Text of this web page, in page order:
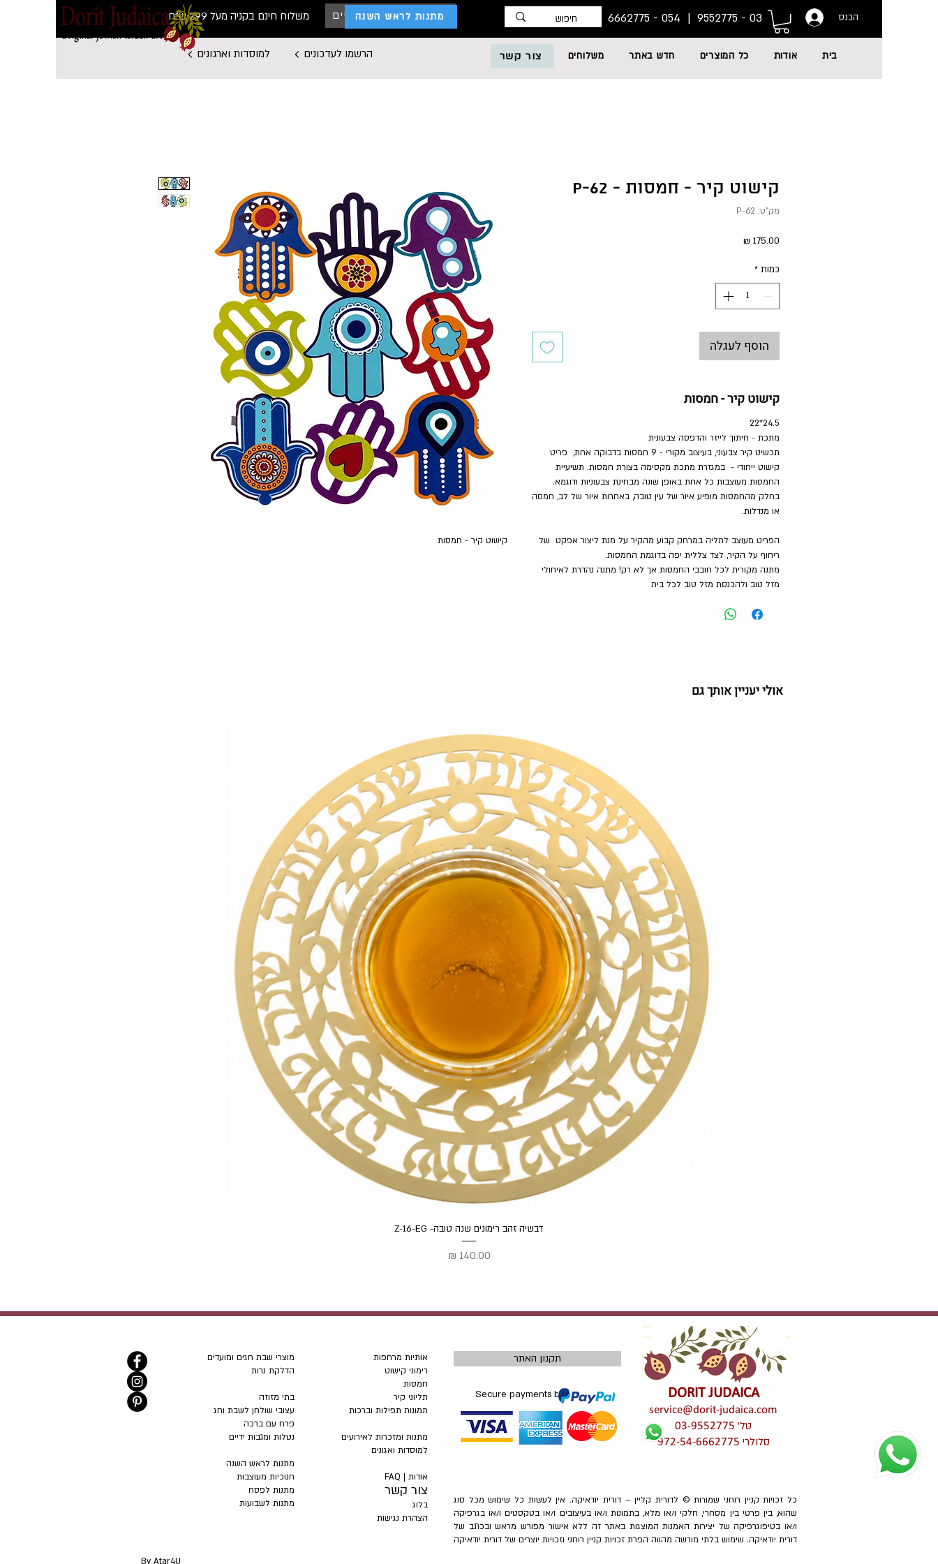
כניסת לקוחות עסקיים משלוח חינם בקניה מעל 299 ש"ח הכנס 03 - 9552775 | מתנות לראש השנה
הרשמו לעדכונים למוסדות וארגונים בית אודות כל המוצרים חדש באתר משלוחים צור קשר
קישוט קיר - חמסות
קישוט קיר - חמסות - P-62
מק"ט: P-62
מחיר
כמות *
הוסף לעגלה
קישוט קיר - חמסות
24.5*22
מתכת - חיתוך לייזר והדפסה צבעונית
תכשיט קיר צבעוני, בעיצוב מקורי - 9 חמסות בדבוקה אחת, פריט
קישוט ייחודי - במגזרת מתכת מקסימה בצורת חמסות. תשיעיית
החמסות מעוצבות כל אחת באופן שונה מבחינת צבעוניות ודוגמא.
בחלק מהחמסות מופיע איור של עין טובה, באחרות איור של לב, חמסה
או מנדלות.
הפריט מעוצב לתליה במרחק קבוע מהקיר על מנת ליצור אפקט של
ריחוף על הקיר, לצד צללית יפה בדוגמת החמסות.
מתנה מקורית לכל חובבי החמסות אך לא רק! מתנה נהדרת לאיחולי
מזל טוב ולהכנסת מזל טוב לכל בית
אולי יעניין אותך גם
תצוגה מהירה
דבשיה זהב רימונים שנה טובה- Z-16-EG
מחיר
DORIT JUDAICA
service@dorit-judaica.com
טל' 03-9552775
סלולרי 972-54-6662775
תקנון האתר
Secure payments by
כל זכויות קניין רוחני שמורות © לדורית קליין – דורית יודאיקה. אין לעשות כל שימוש מכל סוג
שהוא, בין פרטי בין מסחרי, חלקי ו/או מלא, בתמונות ו/או בעיצובים ו/או בטקסטים ו/או בגרפיקה
ו/או בטיפוגרפיקה של יצירות האמנות המוצגות באתר זה ללא אישור מפורש מראש ובכתב של
דורית יודאיקה. שימוש בלתי מורשה מהווה הפרת זכויות קניין רוחני וזכויות יוצרים של דורית יודאיקה
אותיות מרחפות
רימוני קישוט
חמסות
תליוני קיר
תמונות תפילות וברכות
מתנות ומזכרות לאירועים
למוסדות ואגונים
אודות | FAQ
צור קשר
בלוג
הצהרת נגישות
מוצרי שבת חגים ומועדים
הדלקת נרות
בתי מזוזה
עצובי שולחן לשבת וחג
פרח עם ברכה
נטלות ומגבות ידיים
מתנות לראש השנה
חנוכיות מעוצבות
מתנות לפסח
מתנות לשבועות